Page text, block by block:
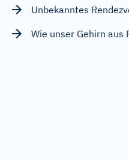
Unbekanntes
Wie unser Gehirn aus